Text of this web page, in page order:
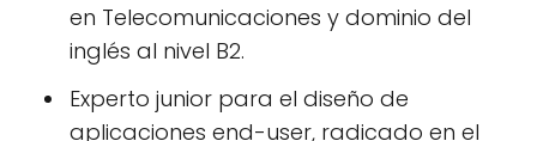
en Telecomunicaciones y dominio del
inglés al nivel B2.
Experto junior para el diseño de
aplicaciones end-user, radicado en el